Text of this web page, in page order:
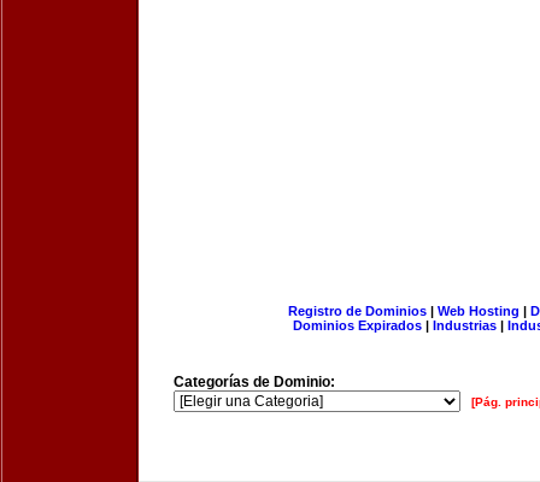
Registro de Dominios| Web Hosting |
Dominios Expirados | Industrias |
Categorías de Dominio:
[Pág.